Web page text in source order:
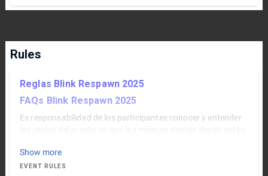
Rules
Reglas Blink Respawn 2025
FAQs Blink Respawn 2025
Es responsabilidad de los participantes conocer y entender
Las reglas se pueden actualizar y modificar en cualquier
momento, por cualquier motivo, con el fin de preservar el
Show more
EVENT RULES